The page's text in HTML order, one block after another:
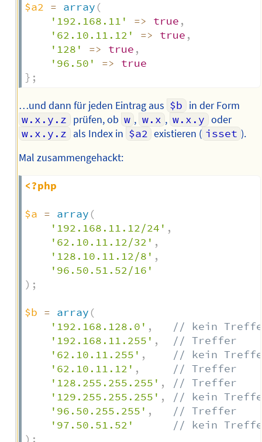
$a2 = array (
'192.168.11'
=> true ,
'62.10.11.12'
=> true ,
'128'
=> true ,
'96.50'
=>
true
} ;
…und dann für jeden Eintrag aus $b in der Form
w.x.y.z prüfen, ob w , w.x , w.x.y oder
w.x.y.z als Index in $a2 existieren ( isset ).
Mal zusammengehackt:
<?php
$a = array (
'192.168.11.12/24' ,
'62.10.11.12/32' ,
'128.10.11.12/8' ,
'96.50.51.52/16'
) ;
$b = array (
'192.168.128.0' ,
// kein
'192.168.11.255' ,
// Treffer
'62.10.11.255' ,
// kein
'62.10.11.12' ,
// Treffer
'128.255.255.255' ,
// Treffer
'129.255.255.255' ,
// kein
'96.50.255.255' ,
// Treffer
'97.50.51.52'
// kein
) ;